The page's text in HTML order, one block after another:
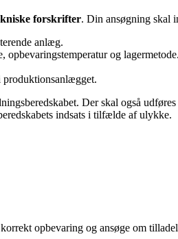
forskrifter. Din ansøgning skal
anlæg.
opbevaringstemperatur og lagermetode.
produktionsanlægget.
Der skal også
indsats i tilfælde af ulykke.
opbevaring og ansøge om